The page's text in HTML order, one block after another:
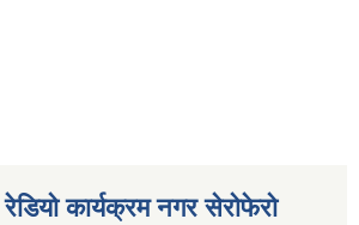
रेडियो कार्यक्रम नगर सेरोफेरो